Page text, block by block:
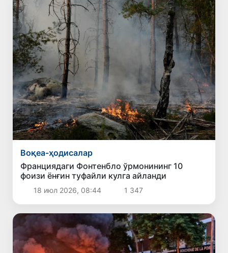
Воқеа-ҳодисалар
Франциядаги Фонтенбло ўрмонининг 10
фоизи ёнғин туфайли кулга айланди
18 июл 2026, 08:44 1 347